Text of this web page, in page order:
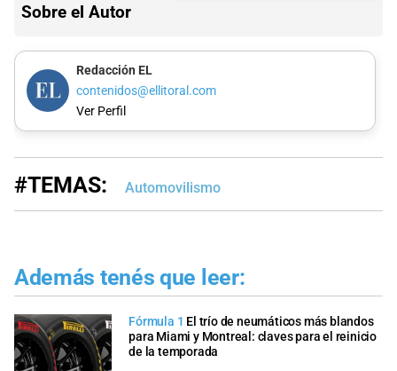
Sobre el Autor
Redacción EL
contenidos@ellitoral.com
Ver Perfil
#TEMAS: Automovilismo
Además tenés que leer:
Fórmula 1 El trío de neumáticos más blandos
para Miami y Montreal: claves para el reinicio
de la temporada